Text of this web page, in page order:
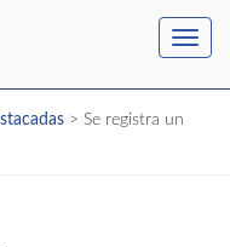
> Se registra un